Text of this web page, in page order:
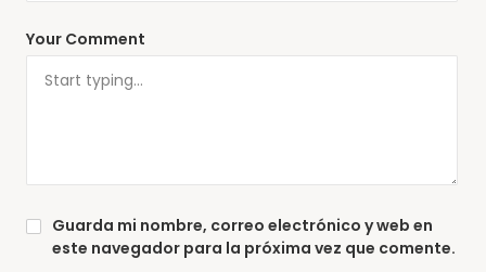
Your Comment
Guarda mi nombre, correo electrónico y web en
este navegador para la próxima vez que comente.